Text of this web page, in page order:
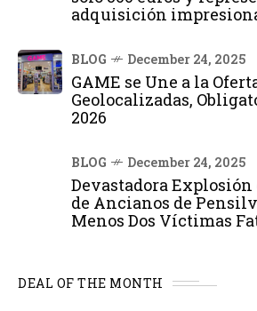
adquisición
BLOG December 24, 2025
GAME se Une a la
Geolocalizadas,
2026
BLOG December 24, 2025
Devastadora
de Ancianos de
Menos Dos Víctimas
DEAL OF THE MONTH